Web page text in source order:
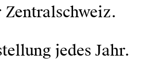
Zentralschweiz.
jedes Jahr.